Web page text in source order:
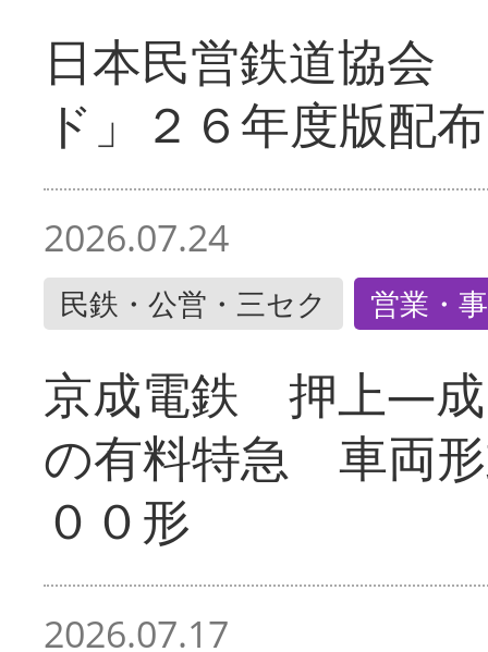
日本民営鉄道協会
ド」２６年度版配布
2026.07.24
民鉄・公営・三セク 営業・
京成電鉄 押上―成
の有料特急 車両
００形
2026.07.17